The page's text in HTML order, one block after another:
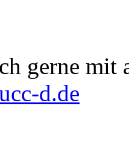
gerne mit
d.de